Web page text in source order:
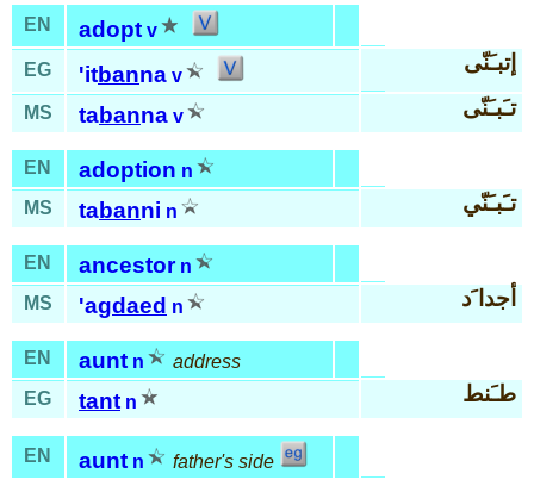
EN adopt v
EG
'itbanna v
إتبـَنّى
MS tabanna v تـَبـَنّى
EN adoption n
MS
tabanni n تـَبـَنّي
EN ancestor n
MS
'agdaed n أجدا َد
EN aunt n
address
EG
tant n طـَنط
EN aunt n
father's side